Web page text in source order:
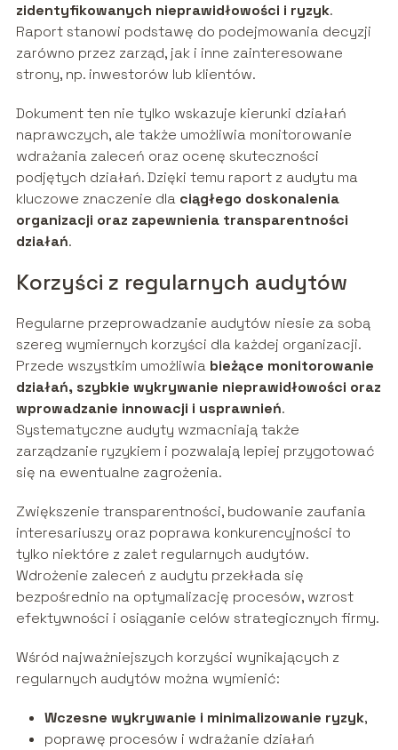
zidentyfikowanych nieprawidłowości i ryzyk.
Raport stanowi podstawę do podejmowania decyzji
zarówno przez zarząd, jak i inne zainteresowane
strony, np. inwestorów lub klientów.
Dokument ten nie tylko wskazuje kierunki działań
naprawczych, ale także umożliwia monitorowanie
wdrażania zaleceń oraz ocenę skuteczności
podjętych działań. Dzięki temu raport z audytu ma
kluczowe znaczenie dla ciągłego doskonalenia
organizacji oraz zapewnienia transparentności
działań.
Korzyści z regularnych audytów
Regularne przeprowadzanie audytów niesie za sobą
szereg wymiernych korzyści dla każdej organizacji.
Przede wszystkim umożliwia bieżące monitorowanie
działań, szybkie wykrywanie nieprawidłowości oraz
wprowadzanie innowacji i usprawnień.
Systematyczne audyty wzmacniają także
zarządzanie ryzykiem i pozwalają lepiej przygotować
się na ewentualne zagrożenia.
Zwiększenie transparentności, budowanie zaufania
interesariuszy oraz poprawa konkurencyjności to
tylko niektóre z zalet regularnych audytów.
Wdrożenie zaleceń z audytu przekłada się
bezpośrednio na optymalizację procesów, wzrost
efektywności i osiąganie celów strategicznych firmy.
Wśród najważniejszych korzyści wynikających z
regularnych audytów można wymienić:
Wczesne wykrywanie i minimalizowanie ryzyk,
poprawę procesów i wdrażanie działań